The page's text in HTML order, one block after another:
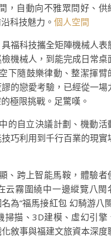
自動向不雅眾問好、供
科技魅力。 個人空間
福科技攜全矩陣機械人表
機械人，到能完成日常桌
下隨鼓樂律動、整潔揮臂
的戀愛考驗，已經從一場
極限挑戰。足驚嘆。
的自立決議計劃、機動活
巧利用到千行百業的現實
、跨上智能馬鞍，體驗者
云霧圍繞中一邊縱覽八閩
為“福馬接紅包 幻騎游八
描、3D建模、虛幻引擎
敘事與福建文旅資本深度